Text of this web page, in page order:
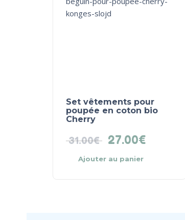
Set vêtements pour
poupée en coton bio
Cherry
31.00€ 27.00€
Ajouter au panier